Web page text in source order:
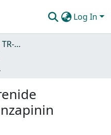
Log In
Araştırma Çıktıları | TR-Dizin | WoS | Scopus | PubMed